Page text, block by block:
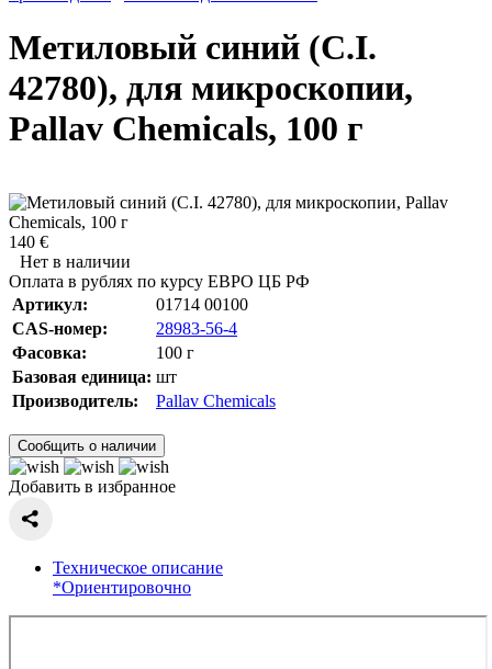
Метиловый синий (C.I.
42780), для микроскопии,
Pallav Chemicals, 100 г
140 €
Нет в наличии
Оплата в рублях по курсу ЕВРО ЦБ РФ
Артикул:
01714 00100
CAS-номер:
28983-56-4
Фасовка:
100 г
Базовая единица: шт
Производитель:
Pallav Chemicals
Сообщить о наличии
Добавить в избранное
Техническое описание
*Ориентировочно